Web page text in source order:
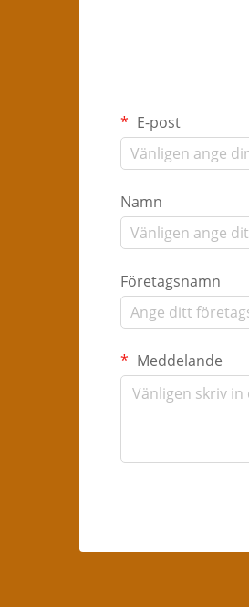
E-post
Namn
Företagsnamn
Meddelande